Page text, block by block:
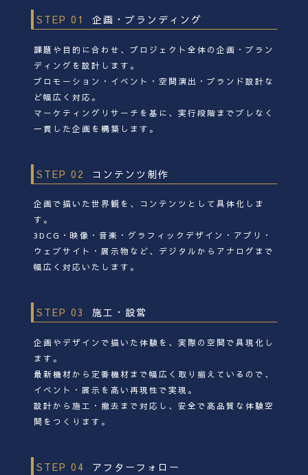
STEP 01 企画・ブランディング
課題や目的に合わせ、プロジェクト全体の企画・ブラン
ディングを設計します。
プロモーション・イベント・空間演出・ブランド設計な
ど幅広く対応。
マーケティングリサーチを基に、実行段階までブレなく
一貫した企画を構築します。
STEP 02 コンテンツ制作
企画で描いた世界観を、コンテンツとして具体化しま
す。
3DCG・映像・音楽・グラフィックデザイン・アプリ・
ウェブサイト・展示物など、デジタルからアナログまで
幅広く対応いたします。
STEP 03 施工・設営
企画やデザインで描いた体験を、実際の空間で具現化し
ます。
最新機材から定番機材まで幅広く取り揃えているので、
イベント・展示を高い再現性で実現。
設計から施工・撤去まで対応し、安全で高品質な体験空
間をつくります。
STEP 04 アフターフォロー